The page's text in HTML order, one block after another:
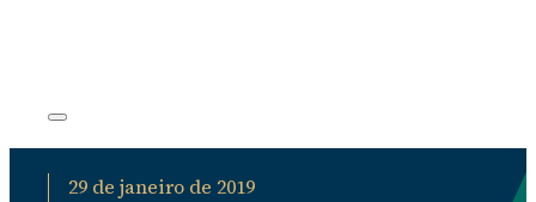
29 de janeiro de 2019